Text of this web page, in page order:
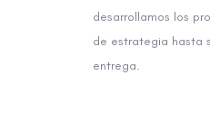
desarrollamos los
de estrategia hasta
entrega.